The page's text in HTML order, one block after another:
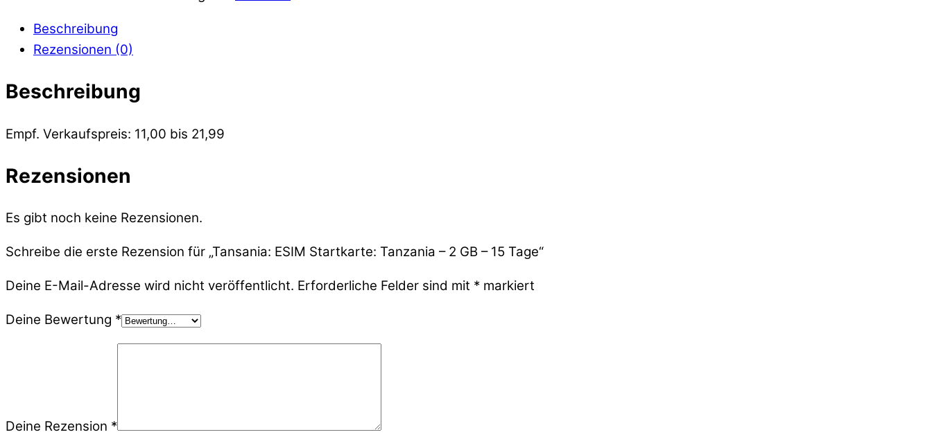
Beschreibung
Rezensionen (0)
Beschreibung
Empf. Verkaufspreis: 11,00 bis 21,99
Rezensionen
Es gibt noch keine Rezensionen.
Schreibe die erste Rezension für „Tansania: ESIM Startkarte: Tanzania – 2 GB – 15 Tage“
Deine E-Mail-Adresse wird nicht veröffentlicht. Erforderliche Felder sind mit * markiert
Deine Bewertung *
Deine Rezension *